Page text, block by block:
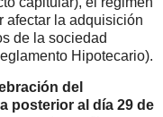
afectar la adquisición
de la sociedad
Hipotecario).
del
posterior al día 29 de